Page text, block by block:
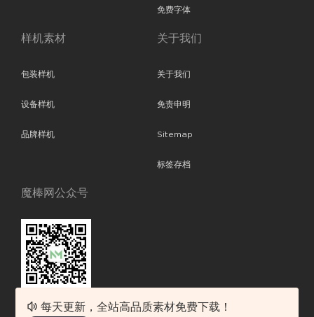
免费字体
样机素材
包装样机
设备样机
品牌样机
关于我们
关于我们
免责申明
Sitemap
标签存档
魔棒网公众号
每天更新，全站高品质素材免费下载！